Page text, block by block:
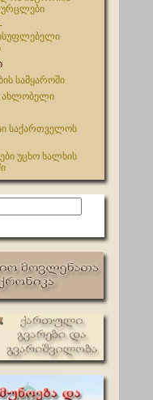
სამყაროში
საქართველოს
უცხო ხალხის